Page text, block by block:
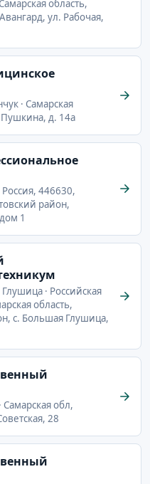
область,
ул. Рабочая,
· Самарская
Пушкина, д. 14а
Россия, 446630,
район,
1
· Российская
область,
с. Большая Глушица,
Самарская обл,
28